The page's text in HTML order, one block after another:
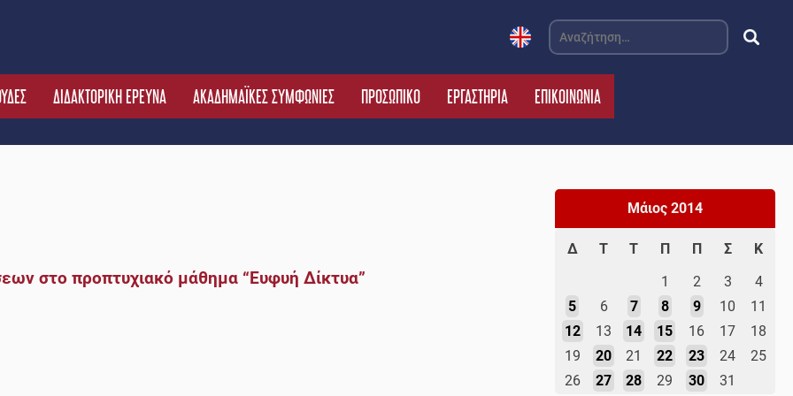
Αναζήτηση
για:
ΔΙΔΑΚΤΟΡΙΚΗ ΕΡΕΥΝΑ ΑΚΑΔΗΜΑΪΚΕΣ ΣΥΜΦΩΝΙΕΣ ΠΡΟΣΩΠΙΚΟ ΕΡΓΑΣΤΗΡΙΑ ΕΠΙΚΟΙΝΩΝΙΑ
στο προπτυχιακό μάθημα “Ευφυή Δίκτυα”
Μάιος 2014
Δ Τ Τ Π Π Σ
Κ
1
2 3
4
5
6 7 8 9 10
11
12
13 14 15 16 17
18
19
20 21 22 23 24
25
26
27 28 29 30
31